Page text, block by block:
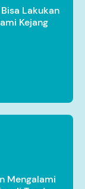
Lakukan
Kejang
Mengalami